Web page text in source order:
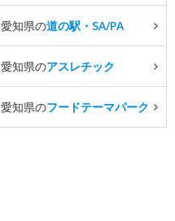
愛知県の道の駅・SA/PA
愛知県のアスレチック
愛知県のフードテーマパーク